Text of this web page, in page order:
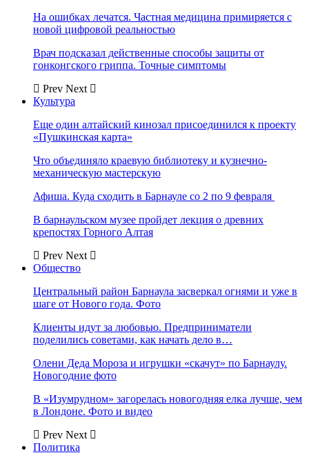
На ошибках лечатся. Частная медицина примиряется с
новой цифровой реальностью
Врач подсказал действенные способы защиты от
гонконгского гриппа. Точные симптомы
Prev Next
Культура
Еще один алтайский кинозал присоединился к проекту
«Пушкинская карта»
Что объединяло краевую библиотеку и кузнечно-
механическую мастерскую
Афиша. Куда сходить в Барнауле со 2 по 9 февраля
В барнаульском музее пройдет лекция о древних
крепостях Горного Алтая
Prev Next
Общество
Центральный район Барнаула засверкал огнями и уже в
шаге от Нового года. Фото
Клиенты идут за любовью. Предприниматели
поделились советами, как начать дело в…
Олени Деда Мороза и игрушки «скачут» по Барнаулу.
Новогодние фото
В «Изумрудном» загорелась новогодняя елка лучше, чем
в Лондоне. Фото и видео
Prev Next
Политика